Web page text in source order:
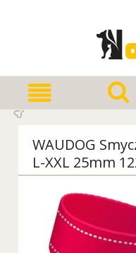
WAUDOG
L-XXL 25mm